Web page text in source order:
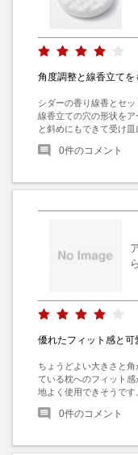
角度調整と線香立てを
シダーの香り線香とセッ
線香立ての穴の形状を
と斜めにもできて受け
0件のコメント
優れたフィット感と可
ちょうどよい大きさと
ている枕へのフィット
地よく使用できそうです
0件のコメント